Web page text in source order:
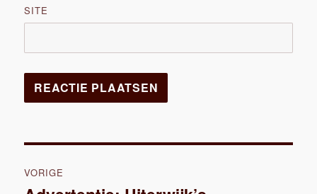
SITE
navigatie
VORIGE